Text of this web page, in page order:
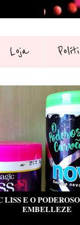
Loja
LISS E O
EMBELLEZE